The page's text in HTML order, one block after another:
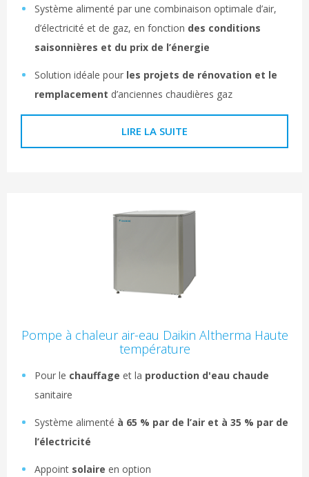
Système alimenté par une combinaison optimale d’air,
d’électricité et de gaz, en fonction des conditions
saisonnières et du prix de l’énergie
Solution idéale pour les projets de rénovation et le
remplacement d’anciennes chaudières gaz
LIRE LA SUITE
Pompe à chaleur air-eau Daikin Altherma Haute
température
Pour le chauffage et la production d'eau chaude
sanitaire
Système alimenté à 65 % par de l’air et à 35 % par de
l’électricité
Appoint solaire en option